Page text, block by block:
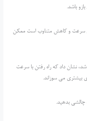
باشد.
سرعت و کاهش متناوب است ممکن
انجام شد، نشان داد که راه رفتن با سرعت
چالشی بدهید.